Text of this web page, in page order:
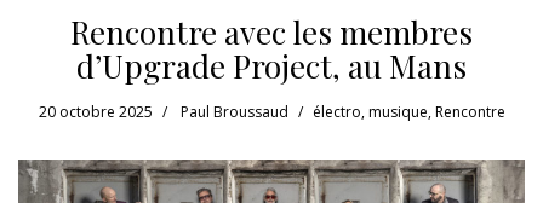
Rencontre avec les membres
d’Upgrade Project, au Mans
20 octobre 2025 Paul Broussaud électro,musique,Rencontre